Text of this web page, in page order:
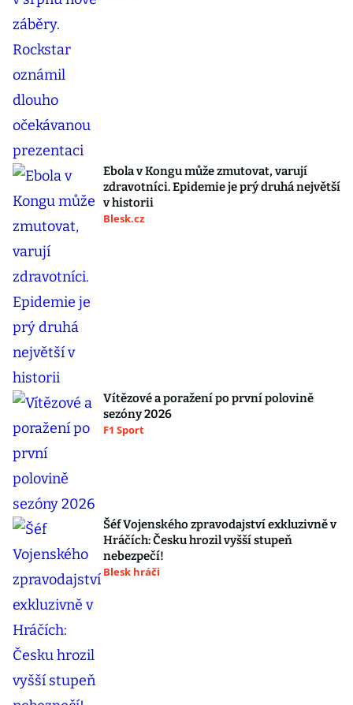
Ebola v Kongu může zmutovat, varují
zdravotníci. Epidemie je prý druhá největší
v historii
Blesk.cz
Vítězové a poražení po první polovině
sezóny 2026
F1 Sport
Šéf Vojenského zpravodajství exkluzivně v
Hráčích: Česku hrozil vyšší stupeň
nebezpečí!
Blesk hráči